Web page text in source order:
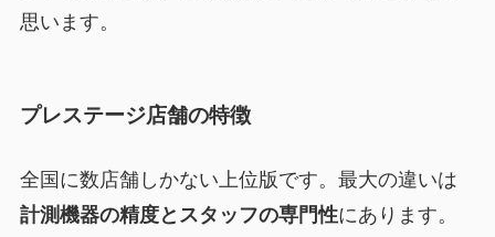
思います。
プレステージ店舗の特徴
全国に数店舗しかない上位版です。最大の違いは
計測機器の精度とスタッフの専門性にあります。